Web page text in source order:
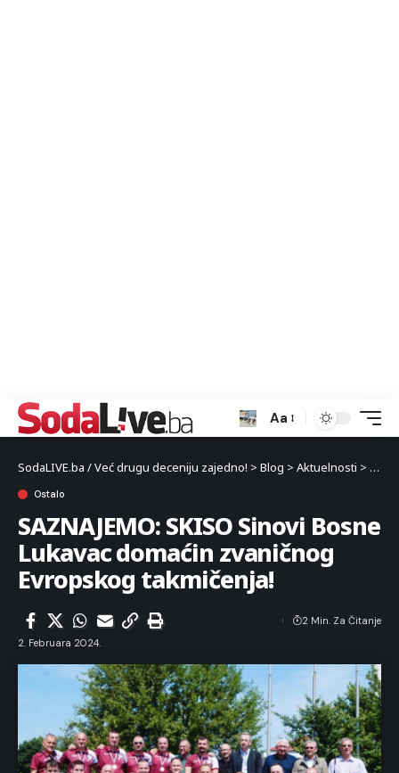
Aa
SodaLIVE.ba / Već drugu deceniju zajedno! > Blog > Aktuelnosti > Sport
Ostalo
SAZNAJEMO: SKISO Sinovi Bosne
Lukavac domaćin zvaničnog
Evropskog takmičenja!
2. Februara 2024.
2 Min. Za Čitanje